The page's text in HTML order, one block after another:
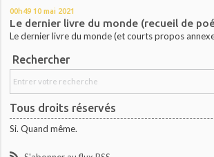
00h49 10 mai 2021
Le dernier livre du monde (recueil de
Le dernier livre du monde (et courts propos
Rechercher
Tous droits réservés
Si. Quand même.